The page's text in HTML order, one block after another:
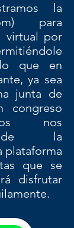
la
para
virtual por
que en
ya sea
junta de
congreso
nos
de la
plataforma
que se
disfrutar